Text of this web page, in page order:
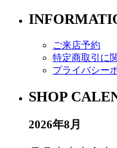
ご来店予約
特定商取引に
プライバシー
SHOP
2026年8月